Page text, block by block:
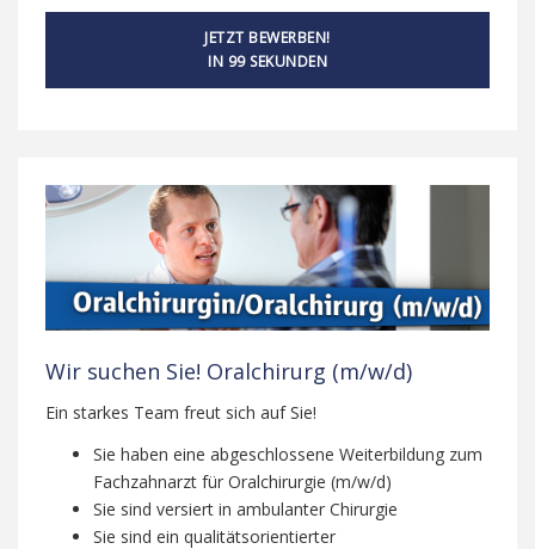
JETZT BEWERBEN!
IN 99 SEKUNDEN
Wir suchen Sie! Oralchirurg (m/w/d)
Ein starkes Team freut sich auf Sie!
Sie haben eine abgeschlossene Weiterbildung zum
Fachzahnarzt für Oralchirurgie (m/w/d)
Sie sind versiert in ambulanter Chirurgie
Sie sind ein qualitätsorientierter